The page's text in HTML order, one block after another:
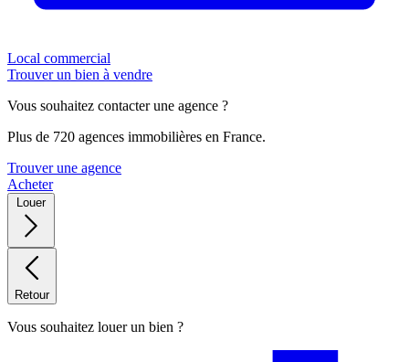
Local commercial
Trouver un bien à vendre
Vous souhaitez contacter une agence ?
Plus de 720 agences immobilières en France.
Trouver une agence
Acheter
Louer
Retour
Vous souhaitez louer un bien ?